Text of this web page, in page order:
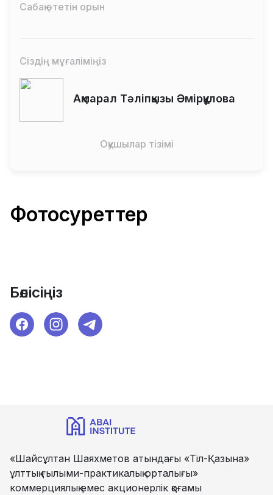
Сабақ өтетін орын
Сіздің мұғаліміңіз
Ақмарал Тәліпқызы Әмірқұлова
Оқушылар тізімі
Фотосуреттер
Бөлісіңіз
«Шайсұлтан Шаяхметов атындағы «Тіл-Қазына»
ұлттық ғылыми-практикалық орталығы»
коммерциялық емес акционерлік қоғамы